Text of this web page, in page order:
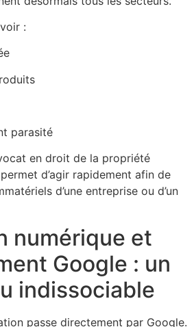
:
parasité
en droit de la propriété
d’agir rapidement afin de
d’une entreprise ou d’un
numérique et
Google : un
indissociable
passe directement par Google.